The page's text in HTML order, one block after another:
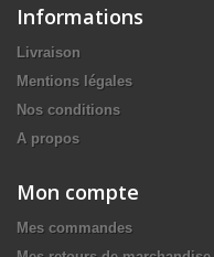
Informations
Livraison
Mentions légales
Nos conditions
A propos
Mon compte
Mes commandes